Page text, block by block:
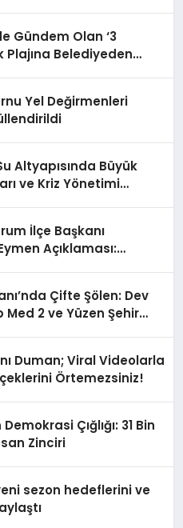
Gündem Olan ‘3
Plajına Belediyeden
Yel Değirmenleri
Altyapısında Büyük
ve Kriz Yönetimi
İlçe Başkanı
Açıklaması:
Çifte Şölen: Dev
Med 2 ve Yüzen Şehir
Duman; Viral Videolarla
Örtemezsiniz!
Çığlığı: 31 Bin
Zinciri
sezon hedeflerini ve